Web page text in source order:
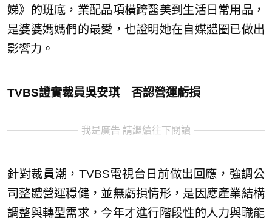
娣》的班底，業配品項橫跨醫美到生活日常用品，
是婆婆媽媽們的最愛，也證明她在自媒體圈已做出
影響力。
TVBS證實裁員吳安琪 否認營運虧損
我是廣告 請繼續往下閱讀
針對裁員潮，TVBS電視台日前做出回應，強調公
司整體營運穩健，並無虧損情形，是因應產業結構
調整與轉型需求，今年才進行階段性的人力與職能